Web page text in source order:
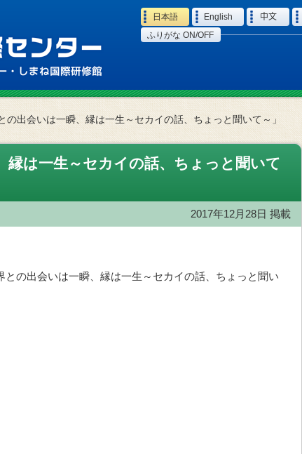
Language
日本語 English 中文
ふりがな ON/OFF
の出会いは一瞬、縁は一生～セカイの話、ちょっと聞いて～」
縁は一生～セカイの話、ちょっと聞いて
2017年12月28日 掲載
の出会いは一瞬、縁は一生～セカイの話、ちょっと聞い